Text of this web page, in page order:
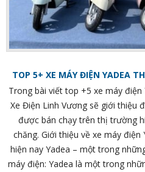
TOP 5+ XE MÁY ĐIỆN YADEA
Trong bài viết top +5 xe máy
Xe Điện Linh Vương sẽ giới thiệu
được bán chạy trên thị trường
chăng. Giới thiệu về xe máy
hiện nay Yadea – một trong
máy điện: Yadea là một trong